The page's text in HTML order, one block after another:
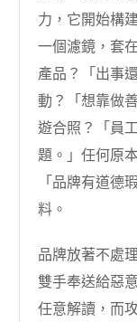
力，它開始構
一個濾鏡，套
產品？「出事
動？「想靠做
遊合照？「員
題。」任何原
「品牌有道德
料。
品牌放著不處
雙手奉送給惡
任意解讀，而